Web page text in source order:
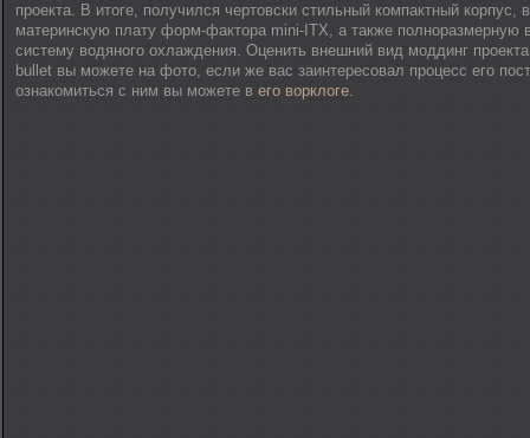
проекта. В итоге, получился чертовски стильный компактный
материнскую плату форм-фактора mini-ITX, а также полноразмерную
систему водяного охлаждения. Оценить внешний вид моддинг
bullet вы можете на фото, если же вас заинтересовал процесс его
ознакомиться с ним вы можете в его ворклоге.